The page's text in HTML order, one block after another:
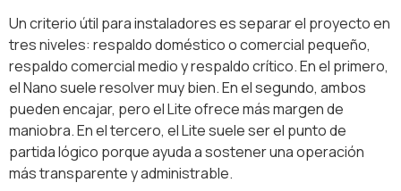
Un criterio útil para instaladores es separar el proyecto en
tres niveles: respaldo doméstico o comercial pequeño,
respaldo comercial medio y respaldo crítico. En el primero,
el Nano suele resolver muy bien. En el segundo, ambos
pueden encajar, pero el Lite ofrece más margen de
maniobra. En el tercero, el Lite suele ser el punto de
partida lógico porque ayuda a sostener una operación
más transparente y administrable.